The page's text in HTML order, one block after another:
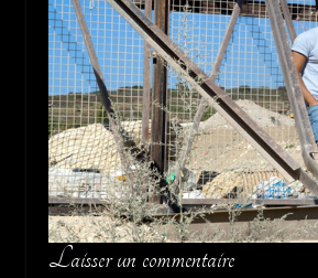
Laisser un commentaire